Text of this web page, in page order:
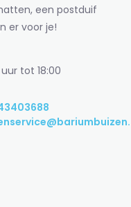
een postduif
er voor je!
tot 18:00